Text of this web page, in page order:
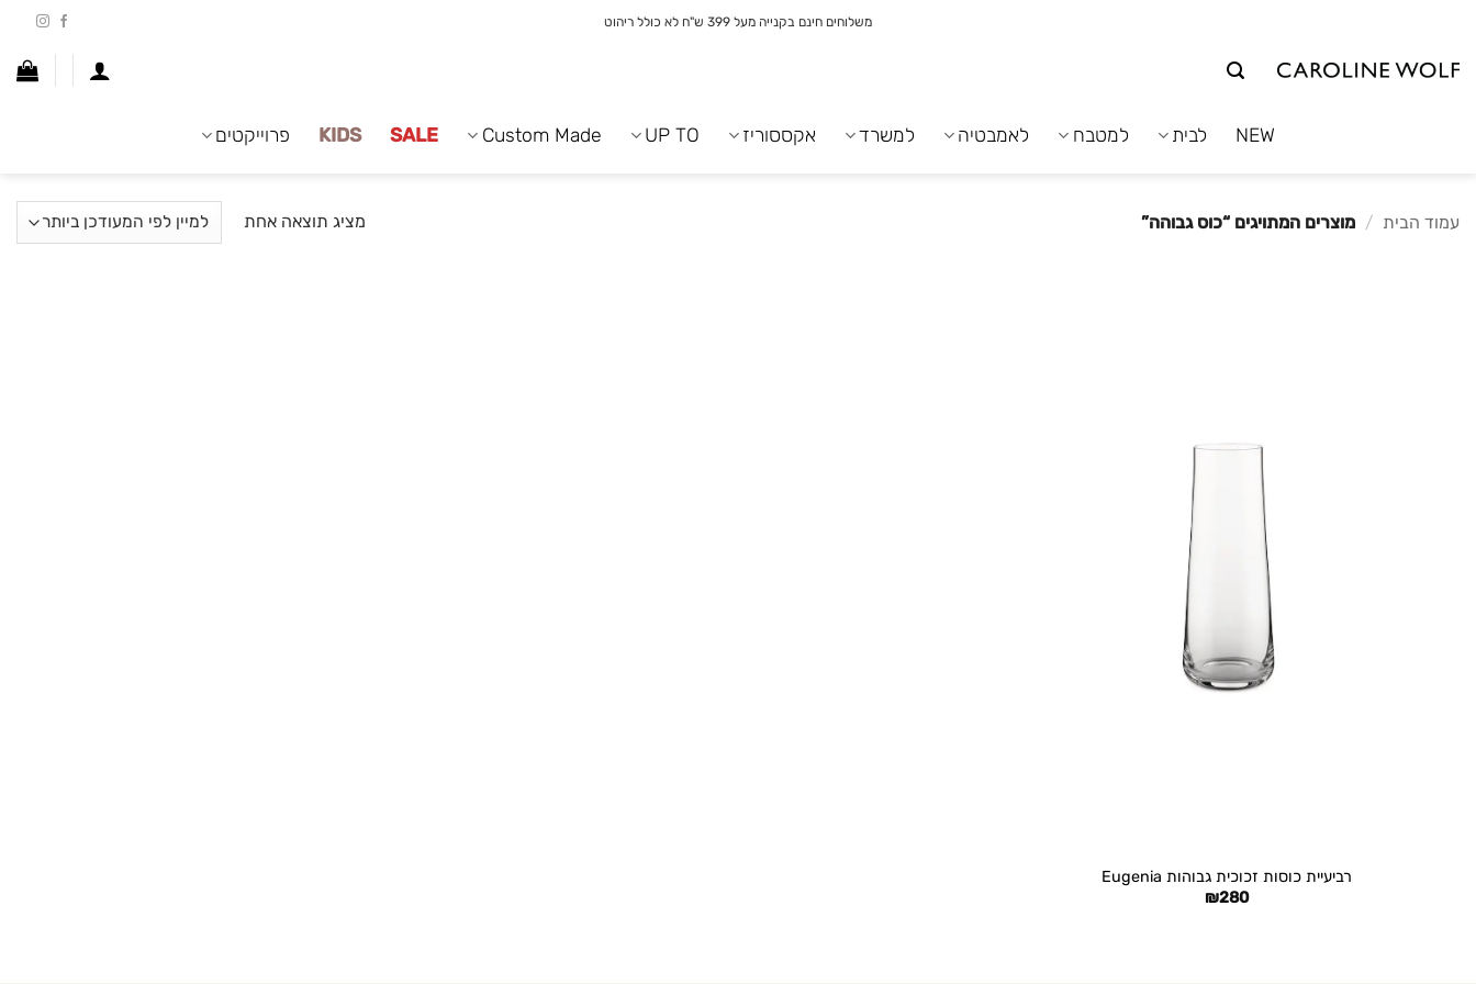
משלוחים חינם בקנייה מעל 399 ש"ח לא כולל ריהוט
NEW לבית למטבח לאמבטיה למשרד אקססוריז UP TO
Custom Made
SALE
KIDS פרוייקטים
עמוד הבית / מוצרים המתויגים “כוס גבוהה” מציג תוצאה אחת
רביעיית כוסות זכוכית גבוהות Eugenia
₪280